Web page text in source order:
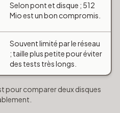
Selon pont et disque ; 512
Mio est un bon compromis.
Souvent limité par le réseau
; taille plus petite pour éviter
des tests très longs.
pour comparer deux disques